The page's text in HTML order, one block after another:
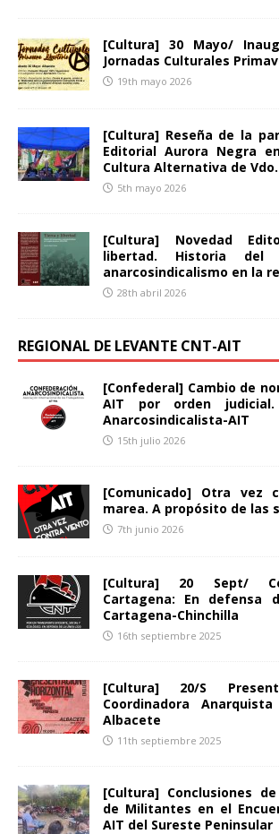
[Cultura] 30 Mayo/
Jornadas Culturales
19th mayo 2026
[Cultura] Reseña de la
Editorial Aurora Negra
Cultura Alternativa de Vdo.
5th mayo 2026
[Cultura] Novedad
libertad. Historia del
anarcosindicalismo en la
28th abril 2026
REGIONAL DE LEVANTE CNT-AIT
[Confederal] Cambio de
AIT por orden judicial.
Anarcosindicalista-AIT
15th julio 2026
[Comunicado] Otra vez
marea. A propósito de las
7th junio 2026
[Cultura] 20 Sept/
Cartagena: En defensa
Cartagena-Chinchilla
16th septiembre 2025
[Cultura] 20/S
Coordinadora
Albacete
11th septiembre 2025
[Cultura] Conclusiones
de Militantes en el
AIT del Sureste Peninsular